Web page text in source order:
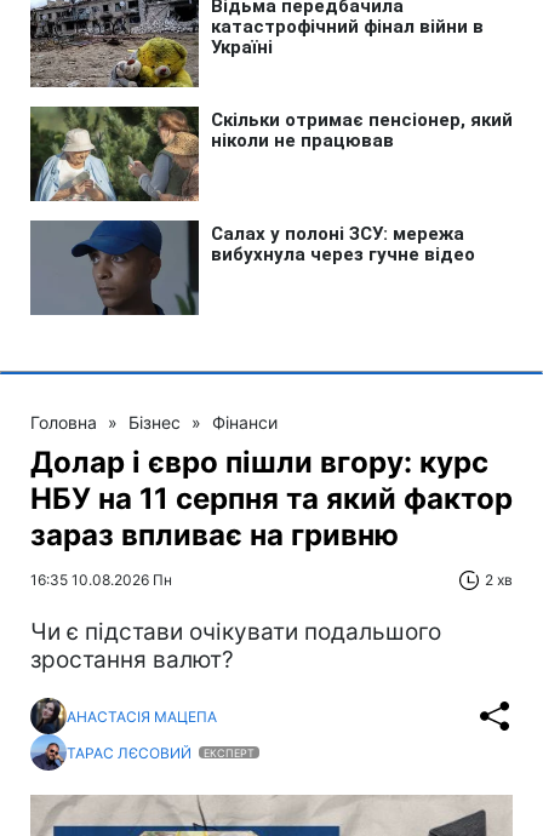
Головна » Бізнес » Фінанси
Долар і євро пішли вгору: курс
НБУ на 11 серпня та який фактор
зараз впливає на гривню
16:35 10.08.2026 Пн 2 хв
Чи є підстави очікувати подальшого
зростання валют?
АНАСТАСІЯ МАЦЕПА
ТАРАС ЛЄСОВИЙ
ЕКСПЕРТ